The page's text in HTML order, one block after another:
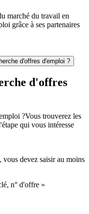
marché du travail en
grâce à ses partenaires
d'offres d'emploi ?
d'offres
?Vous trouverez les
qui vous intéresse
devez saisir au moins
n° d'offre »